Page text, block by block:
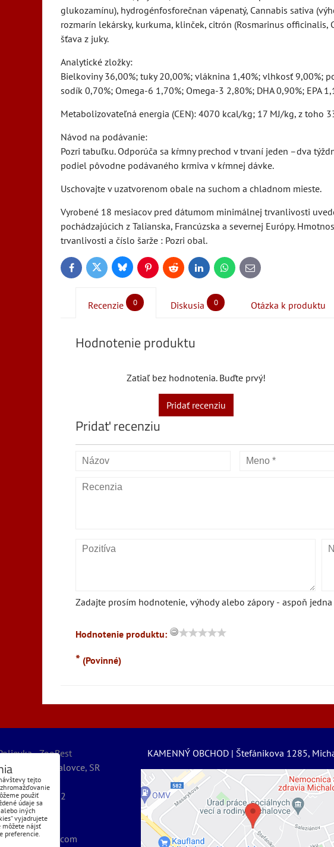
glukozamínu), hydrogénfosforečnan vápenatý, Cannabis sativa
rozmarín lekársky, kurkuma, klinček, citrón (Rosmarinus officinalis,
šťava z juky.
Analytické zložky:
Bielkoviny 36,00%; tuky 20,00%; vláknina 1,40%; vlhkosť 9,00%;
sodík 0,70%; Omega-6 1,70%; Omega-3 2,80%; DHA 0,90%; EPA
Metabolizovateľná energia (CEN): 4070 kcal/kg; 17 MJ/kg, z toho
Návod na podávanie:
Pozri tabuľku. Odporúča sa kŕmny prechod v trvaní jeden –dva
podiel pôvodne podávaného krmiva v kŕmnej dávke.
Uschovajte v uzatvorenom obale na suchom a chladnom mieste.
Vyrobené 18 mesiacov pred dátumom minimálnej trvanlivosti
pochádzajúcich z Talianska, Francúzska a severnej Európy.
trvanlivosti a číslo šarže : Pozri obal.
FacebookTwitter BlueskyPinterestReddit LinkedInWhatsApp
E-
mail
Recenzie 0 Diskusia 0 Otázka k produktu
Hodnotenie produktu
Zatiaľ bez hodnotenia. Buďte prvý!
Pridať recenziu
Pridať recenziu
Zadajte prosím hodnotenie, výhody alebo zápory - aspoň
Hodnotenie produktu:
* (Povinné)
- ZooBest
07101 Michalovce, SR
56067127
SK1072399262
| zoobest
225 110
KAMENNÝ OBCHOD | Štefánikova 1285,
tejto
použiť
údaje sa
iných
vyjadrujete
môžete nájsť
preferencie.